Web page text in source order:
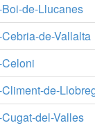
de-Llucanes
de-Vallalta
de-
del-Valles